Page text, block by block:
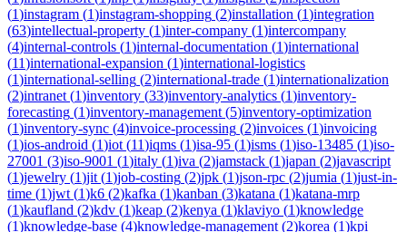
(1)instagram (1)instagram-shopping (2)installation (1)integration
(63)intellectual-property (1)inter-company (1)intercompany
(4)internal-controls (1)internal-documentation (1)international
(11)international-expansion (1)international-logistics
(1)international-selling (2)international-trade (1)internationalization
(2)intranet (1)inventory (33)inventory-analytics (1)inventory-
forecasting (1)inventory-management (5)inventory-optimization
(1)inventory-sync (4)invoice-processing (2)invoices (1)invoicing
(1)ios-android (1)iot (11)iqms (1)isa-95 (1)isms (1)iso-13485 (1)iso-
27001 (3)iso-9001 (1)italy (1)iva (2)jamstack (1)japan (2)javascript
(1)jewelry (1)jit (1)job-costing (2)jpk (1)json-rpc (2)jumia (1)just-in-
time (1)jwt (1)k6 (2)kafka (1)kanban (3)katana (1)katana-mrp
(1)kaufland (2)kdv (1)keap (2)kenya (1)klaviyo (1)knowledge
(1)knowledge-base (4)knowledge-management (2)korea (1)kpi